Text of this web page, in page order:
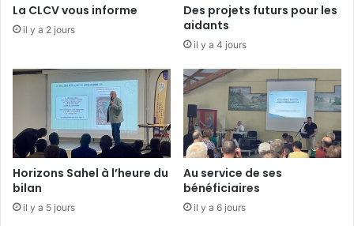
e
S
c
d
e
V
e
n
La CLCV vous informe
il y a 2 jours
Des projets futurs pour les
aidants
il y a 4 jours
Horizons Sahel à l’heure du
bilan
il y a 5 jours
Au service de ses
bénéficiaires
il y a 6 jours